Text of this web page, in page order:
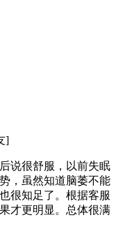
]
说很舒服，以前失眠
，虽然知道脑萎不能
很知足了。根据客服
才更明显。总体很满